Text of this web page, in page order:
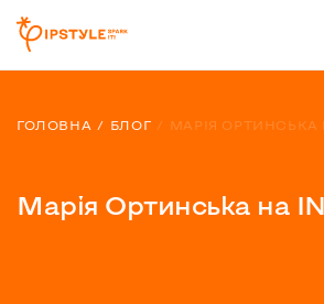
ГОЛОВНА БЛОГ МАРІЯ ОРТИНСЬКА
Марія Ортинська на